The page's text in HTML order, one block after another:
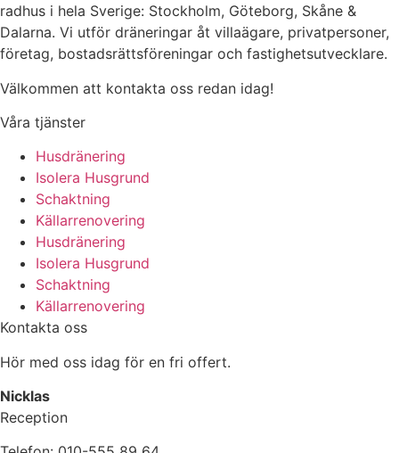
radhus i hela Sverige: Stockholm, Göteborg, Skåne &
Dalarna. Vi utför dräneringar åt villaägare, privatpersoner,
företag, bostadsrättsföreningar och fastighetsutvecklare.
Välkommen att kontakta oss redan idag!
Våra tjänster
Husdränering
Isolera Husgrund
Schaktning
Källarrenovering
Husdränering
Isolera Husgrund
Schaktning
Källarrenovering
Kontakta oss
Hör med oss idag för en fri offert.
Nicklas
Reception